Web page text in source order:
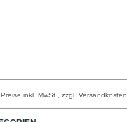
inkl. MwSt., zzgl. Versandkosten.